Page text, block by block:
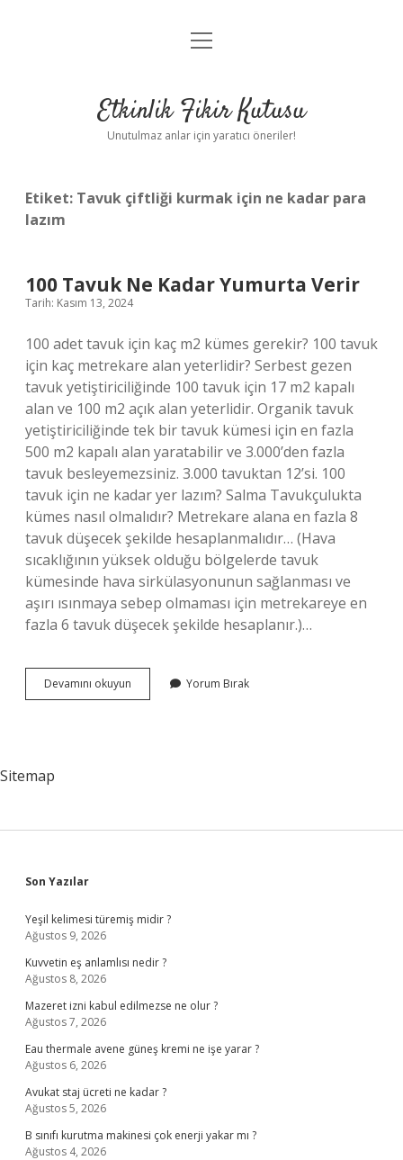
Anasayfa
Yasal Uyarı
menüyü
Etkinlik Fikir Kutusu
Unutulmaz anlar için yaratıcı öneriler!
Etiket: Tavuk çiftliği kurmak için ne kadar para
lazım
100 Tavuk Ne Kadar Yumurta Verir
Tarih: Kasım 13, 2024
100 adet tavuk için kaç m2 kümes gerekir? 100 tavuk
için kaç metrekare alan yeterlidir? Serbest gezen
tavuk yetiştiriciliğinde 100 tavuk için 17 m2 kapalı
alan ve 100 m2 açık alan yeterlidir. Organik tavuk
yetiştiriciliğinde tek bir tavuk kümesi için en fazla
500 m2 kapalı alan yaratabilir ve 3.000’den fazla
tavuk besleyemezsiniz. 3.000 tavuktan 12’si. 100
tavuk için ne kadar yer lazım? Salma Tavukçulukta
kümes nasıl olmalıdır? Metrekare alana en fazla 8
tavuk düşecek şekilde hesaplanmalıdır… (Hava
sıcaklığının yüksek olduğu bölgelerde tavuk
kümesinde hava sirkülasyonunun sağlanması ve
aşırı ısınmaya sebep olmaması için metrekareye en
fazla 6 tavuk düşecek şekilde hesaplanır.)…
Devamını okuyun
Tavuk
Yorum Bırak
Sitemap
Sidebar
Son Yazılar
Yeşil kelimesi türemiş midir ?
Ağustos 9, 2026
Kuvvetin eş anlamlısı nedir ?
Ağustos 8, 2026
Mazeret izni kabul edilmezse ne olur ?
Ağustos 7, 2026
Eau thermale avene güneş kremi ne işe yarar ?
Ağustos 6, 2026
Avukat staj ücreti ne kadar ?
Ağustos 5, 2026
B sınıfı kurutma makinesi çok enerji yakar mı ?
Ağustos 4, 2026